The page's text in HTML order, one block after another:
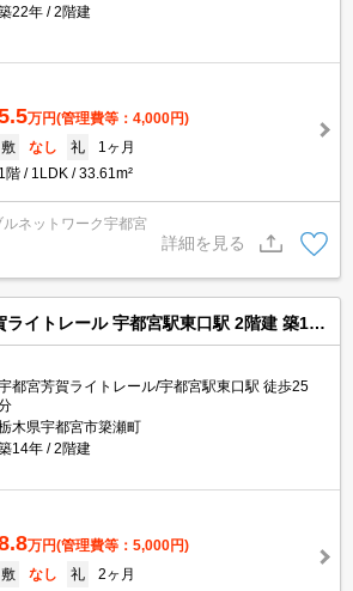
22年
2階建
万円(管理費等：4,000円)
敷
なし 礼
1ヶ月
1階
1LDK 33.61m²
ネットワーク宇都宮
詳細を見る
イトレール 宇都宮駅東口駅 2階建 築14年
都宮芳賀ライトレール/宇都宮駅東口駅 徒歩25
木県宇都宮市簗瀬町
14年
2階建
万円(管理費等：5,000円)
敷
なし 礼
2ヶ月